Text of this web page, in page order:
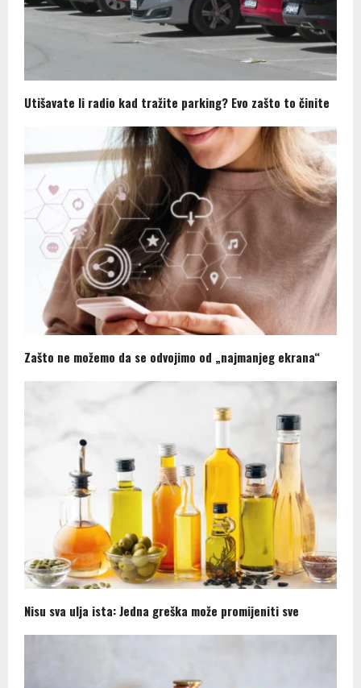
Utišavate li radio kad tražite parking? Evo zašto to činite
Zašto ne možemo da se odvojimo od „najmanjeg ekrana“
Nisu sva ulja ista: Jedna greška može promijeniti sve